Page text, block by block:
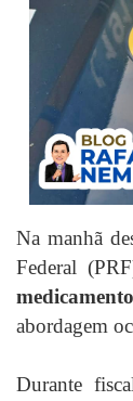
Na manhã
Federal
abordagem
Durante